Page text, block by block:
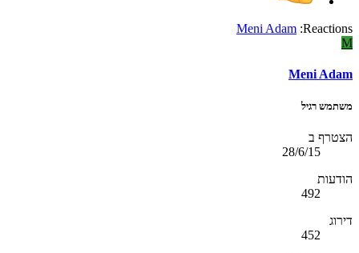
Reactions:
Meni Adam
M
Meni Adam
משתמש רגיל
הצטרף ב
28/6/15
הודעות
492
דירוג
452